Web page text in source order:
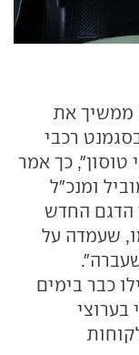
ממשיך את
רכבי
טוסון", כך אמר
ומנכ"ל
הדגם החדש
שעמדה על
שעברה".
כבר בימים
בערוצי